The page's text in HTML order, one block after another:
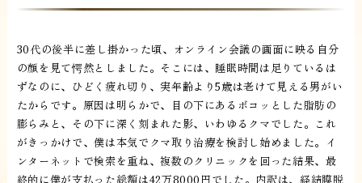
30代の後半に差し掛かった頃、オンライン会議の画面に映る自分
の顔を見て愕然としました。そこには、睡眠時間は足りているは
ずなのに、ひどく疲れ切り、実年齢より5歳は老けて見える男がい
たからです。原因は明らかで、目の下にあるボコッとした脂肪の
膨らみと、その下に深く刻まれた影、いわゆるクマでした。これ
がきっかけで、僕は本気でクマ取り治療を検討し始めました。イ
ンターネットで検索を重ね、複数のクリニックを回った結果、最
終的に僕が支払った総額は42万8000円でした。内訳は、経結膜脱